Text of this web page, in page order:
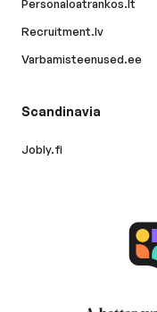
Personaloatrankos.lt
Recruitment.lv
Varbamisteenused.ee
Scandinavia
Jobly.fi